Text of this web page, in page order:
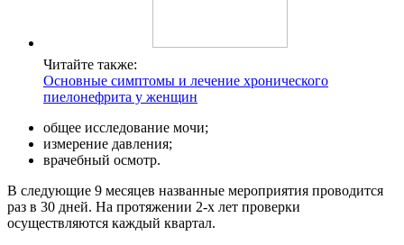
Читайте также:
Основные симптомы и лечение хронического
пиелонефрита у женщин
общее исследование мочи;
измерение давления;
врачебный осмотр.
В следующие 9 месяцев названные мероприятия проводится
раз в 30 дней. На протяжении 2-х лет проверки
осуществляются каждый квартал.